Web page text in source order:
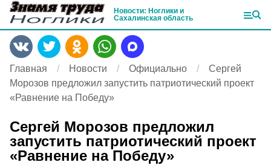
Новости: Ноглики и
Сахалинская область
Главная Новости Официально
Сергей
Морозов предложил запустить патриотический проект
«Равнение на Победу»
Сергей Морозов предложил
запустить патриотический проект
«Равнение на Победу»